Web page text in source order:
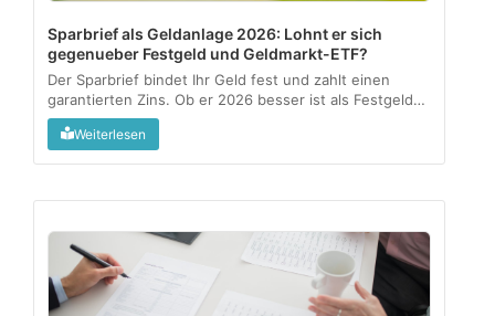
Sparbrief als Geldanlage 2026: Lohnt er sich
gegenueber Festgeld und Geldmarkt-ETF?
Der Sparbrief bindet Ihr Geld fest und zahlt einen
garantierten Zins. Ob er 2026 besser ist als Festgeld
oder ein Geldmarkt-ETF, haengt an drei Fragen:
Verfuegbarkeit, Rendite nach Kosten und wie aktiv Sie
Weiterlesen